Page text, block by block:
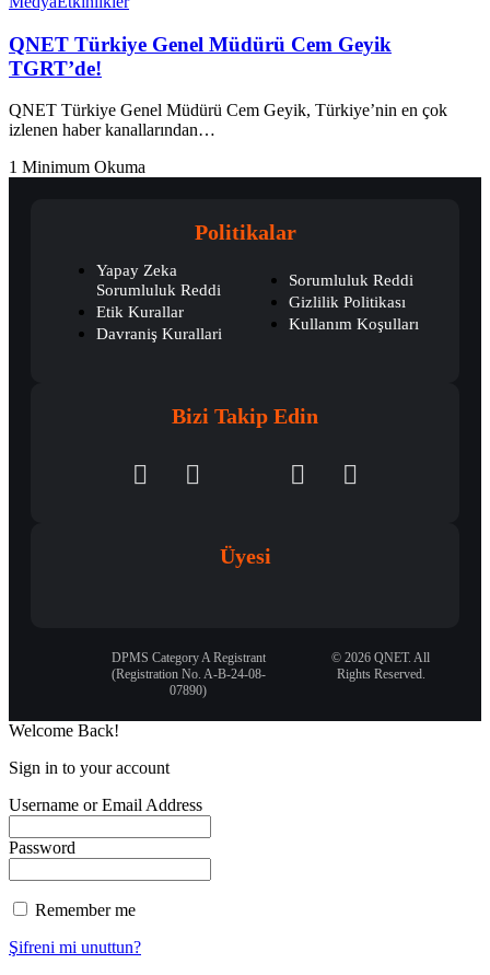
QNET Türkiye Genel Müdürü Cem Geyik
TGRT’de!
QNET Türkiye Genel Müdürü Cem Geyik, Türkiye’nin en çok
izlenen haber kanallarından…
1 Minimum Okuma
Politikalar
Yapay Zeka
Sorumluluk Reddi
Etik Kurallar
Davraniş Kurallari
Sorumluluk Reddi
Gizlilik Politikası
Kullanım Koşulları
Bizi Takip Edin
Üyesi
© 2026 QNET. All
Rights Reserved.
DPMS Category A Registrant
(Registration No. A-B-24-08-
07890)
Welcome Back!
Sign in to your account
Username or Email Address
Password
Remember me
Şifreni mi unuttun?